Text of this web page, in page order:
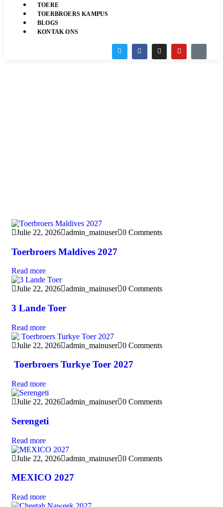
TOERE
TOERBROERS KAMPUS
BLOGS
KONTAK ONS
Julie 22, 2026 admin_mainuser 0 Comments
Toerbroers Maldives 2027
Read more
Julie 22, 2026 admin_mainuser 0 Comments
3 Lande Toer
Read more
Julie 22, 2026 admin_mainuser 0 Comments
Toerbroers Turkye Toer 2027
Read more
Julie 22, 2026 admin_mainuser 0 Comments
Serengeti
Read more
Julie 22, 2026 admin_mainuser 0 Comments
MEXICO 2027
Read more